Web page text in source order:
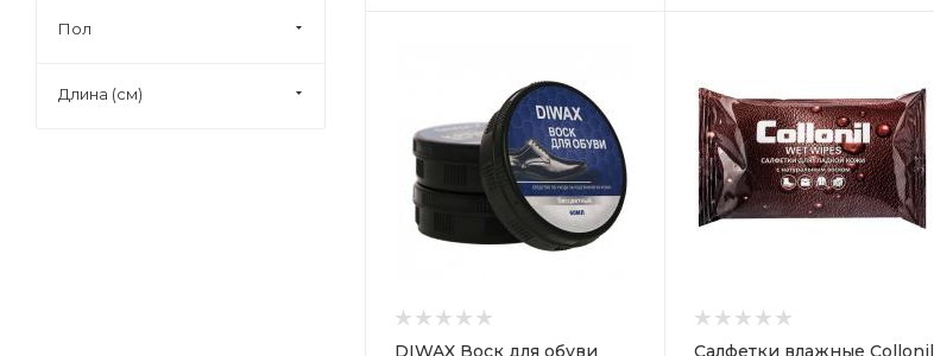
DIWAX Воск для обуви
Салфетки влажные Collonil
Пол
Длина (см)